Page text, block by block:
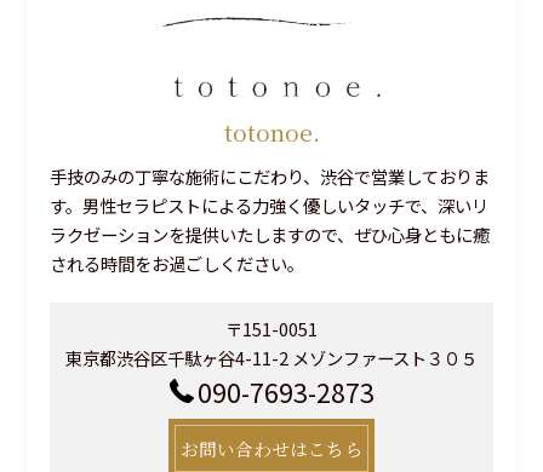
totonoe.
手技のみの丁寧な施術にこだわり、渋谷で営業しておりま
す。男性セラピストによる力強く優しいタッチで、深いリ
ラクゼーションを提供いたしますので、ぜひ心身ともに癒
される時間をお過ごしください。
〒151-0051
東京都渋谷区千駄ヶ谷4-11-2 メゾンファースト３０５
090-7693-2873
お問い合わせはこちら